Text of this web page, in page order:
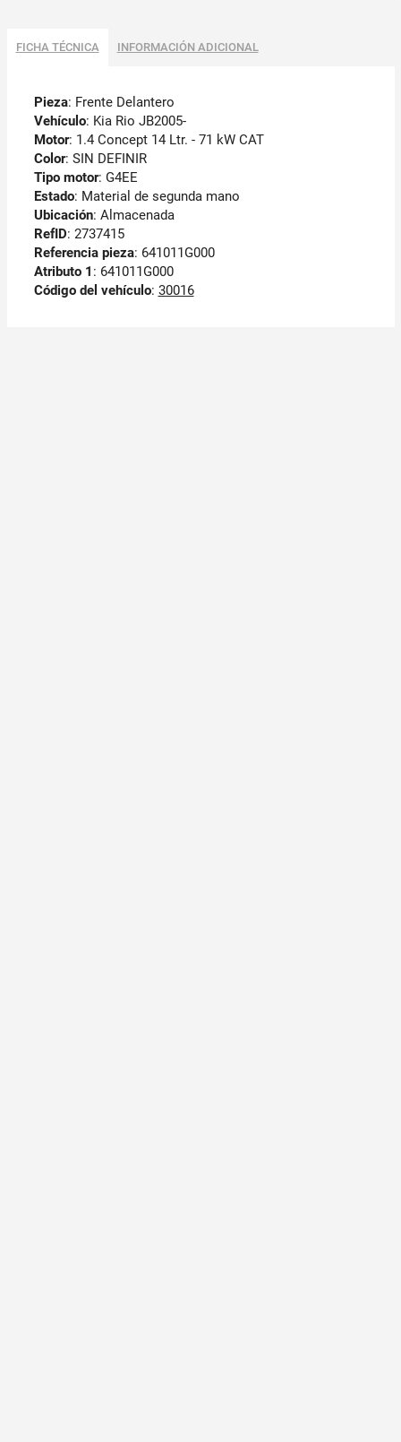
FICHA TÉCNICA INFORMACIÓN ADICIONAL
Pieza: Frente Delantero
Vehículo: Kia Rio JB2005-
Motor: 1.4 Concept 14 Ltr. - 71 kW CAT
Color: SIN DEFINIR
Tipo motor: G4EE
Estado: Material de segunda mano
Ubicación: Almacenada
RefID: 2737415
Referencia pieza: 641011G000
Atributo 1 : 641011G000
Código del vehículo: 30016